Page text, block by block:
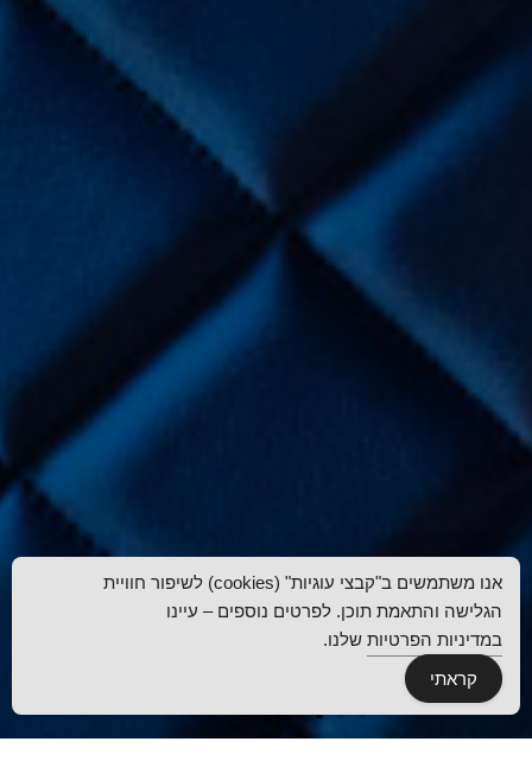
אנו משתמשים ב"קבצי עוגיות" (cookies) לשיפור חוויית
הגלישה והתאמת תוכן. לפרטים נוספים – עיינו
במדיניות הפרטיות שלנו.
קראתי